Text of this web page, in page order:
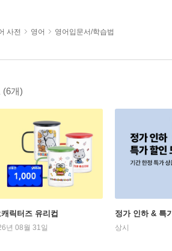
사전 영어 영어입문서/학습법
(6개)
릭터즈 유리컵
년 08월 31일
정가 인하 & 특
상시